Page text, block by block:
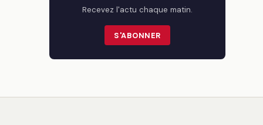
Recevez l'actu chaque matin.
S'ABONNER